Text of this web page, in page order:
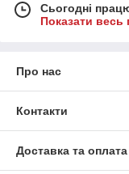
Сьогодні
Показати весь
Про нас
Контакти
Доставка та оплата